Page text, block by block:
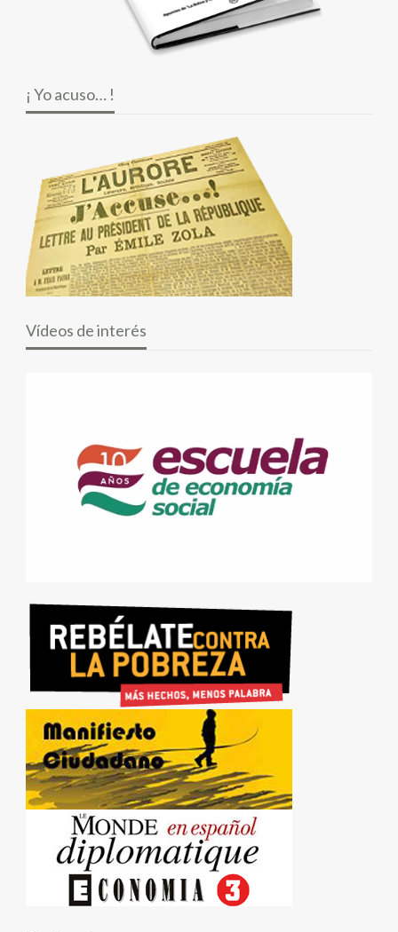
¡ Yo acuso… !
Vídeos de interés